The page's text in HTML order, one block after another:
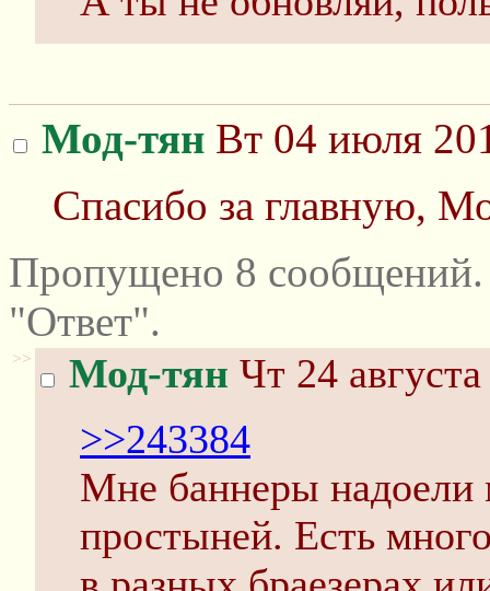
Мод-тян Вт 04 июля
Спасибо за главную,
Пропущено 8
"Ответ".
>> Мод-тян Чт 24
>>243384
Мне баннеры надоели
простыней. Есть